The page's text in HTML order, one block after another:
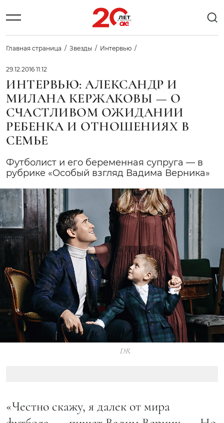
Главная страница Звезды Интервью
29.12.2016 11:12
ИНТЕРВЬЮ: АЛЕКСАНДР И
МИЛАНА КЕРЖАКОВЫ — О
СЧАСТЛИВОМ ОЖИДАНИИ
РЕБЕНКА И ОТНОШЕНИЯХ В
СЕМЬЕ
Футболист и его беременная супруга — в
рубрике «Особый взгляд Вадима Верника»
DR
«Честно скажу, я далек от мира